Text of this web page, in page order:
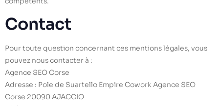
Contact
Pour toute question concernant ces mentions légales, vous
pouvez nous contacter à :
Agence SEO Corse
Adresse : Pole de Suartello Empire Cowork Agence SEO
Corse 20090 AJACCIO